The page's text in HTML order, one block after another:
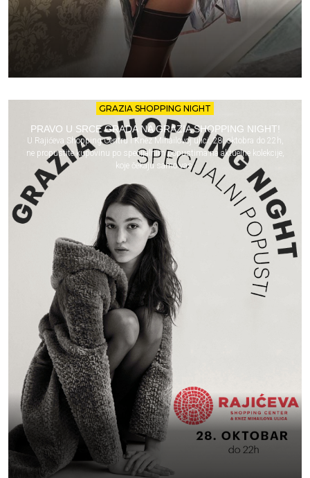
GRAZIA SHOPPING NIGHT
PRAVO U SRCE GRADA NA GRAZIA SHOPPING NIGHT!
U Rajićeva Shopping Centru i Knez Mihailovoj ulici, 28. oktobra do 22h,
ne propustite kupovinu po specijalnim popustima na aktuelne kolekcije,
koje čekaju samo vas.